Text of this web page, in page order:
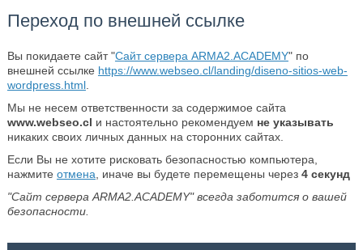
Переход по внешней ссылке
Вы покидаете сайт "Сайт сервера ARMA2.ACADEMY" по
внешней ссылке https://www.webseo.cl/landing/diseno-sitios-web-
wordpress.html.
Мы не несем ответственности за содержимое сайта
www.webseo.cl и настоятельно рекомендуем не указывать
никаких своих личных данных на сторонних сайтах.
Если Вы не хотите рисковать безопасностью компьютера,
нажмите отмена , иначе вы будете перемещены через 4секунд
"Сайт сервера ARMA2.ACADEMY" всегда заботится о вашей
безопасности.